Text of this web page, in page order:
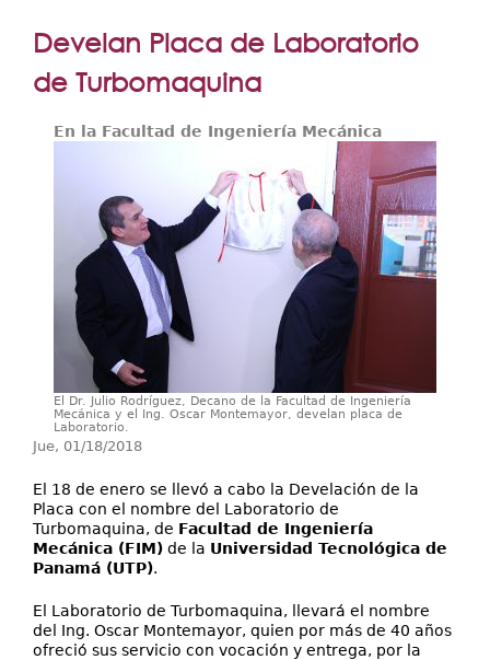
Principal
Departamentos
Oferta Académica
Escuela Aviación
Secretarías
Investigación+D+i
Servicios
estáDevelan Placa de Laboratorio
de Turbomaquina
En la Facultad de Ingeniería Mecánica
El Dr. Julio Rodríguez, Decano de la Facultad de Ingeniería
Mecánica y el Ing. Oscar Montemayor, develan placa de
Laboratorio.
Jue, 01/18/2018
El 18 de enero se llevó a cabo la Develación de la
Placa con el nombre del Laboratorio de
Turbomaquina, de Facultad de Ingeniería
Mecánica (FIM) de la Universidad Tecnológica de
Panamá (UTP).
El Laboratorio de Turbomaquina, llevará el nombre
del Ing. Oscar Montemayor, quien por más de 40 años
ofreció sus servicio con vocación y entrega, por la